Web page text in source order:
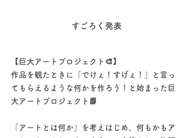
すごろく発表
【巨大アートプロジェクト🎨】
作品を観たときに「でけぇ！すげぇ！」と言っ
てもらえるような何かを作ろう！と始まった巨
大アートプロジェクト📗
「アートとは何か」を考えはじめ、何もかもア